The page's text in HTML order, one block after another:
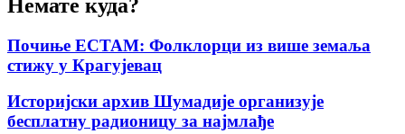
Немате куда?
Почиње ЕСТАМ: Фолклорци из више земаља
стижу у Крагујевац
Историјски архив Шумадије организује
бесплатну радионицу за најмлађе